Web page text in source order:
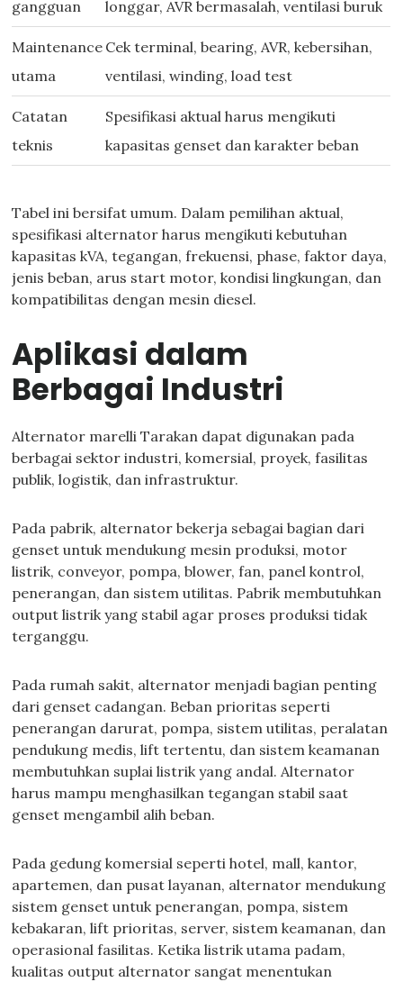
gangguan longgar, AVR bermasalah, ventilasi buruk
Maintenance
utama
Cek terminal, bearing, AVR, kebersihan,
ventilasi, winding, load test
Catatan
teknis
Spesifikasi aktual harus mengikuti
kapasitas genset dan karakter beban
Tabel ini bersifat umum. Dalam pemilihan aktual,
spesifikasi alternator harus mengikuti kebutuhan
kapasitas kVA, tegangan, frekuensi, phase, faktor daya,
jenis beban, arus start motor, kondisi lingkungan, dan
kompatibilitas dengan mesin diesel.
Aplikasi dalam
Berbagai Industri
Alternator marelli Tarakan dapat digunakan pada
berbagai sektor industri, komersial, proyek, fasilitas
publik, logistik, dan infrastruktur.
Pada pabrik, alternator bekerja sebagai bagian dari
genset untuk mendukung mesin produksi, motor
listrik, conveyor, pompa, blower, fan, panel kontrol,
penerangan, dan sistem utilitas. Pabrik membutuhkan
output listrik yang stabil agar proses produksi tidak
terganggu.
Pada rumah sakit, alternator menjadi bagian penting
dari genset cadangan. Beban prioritas seperti
penerangan darurat, pompa, sistem utilitas, peralatan
pendukung medis, lift tertentu, dan sistem keamanan
membutuhkan suplai listrik yang andal. Alternator
harus mampu menghasilkan tegangan stabil saat
genset mengambil alih beban.
Pada gedung komersial seperti hotel, mall, kantor,
apartemen, dan pusat layanan, alternator mendukung
sistem genset untuk penerangan, pompa, sistem
kebakaran, lift prioritas, server, sistem keamanan, dan
operasional fasilitas. Ketika listrik utama padam,
kualitas output alternator sangat menentukan